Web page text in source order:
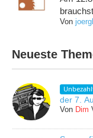
Von
Neueste
der 7.
Von Dim